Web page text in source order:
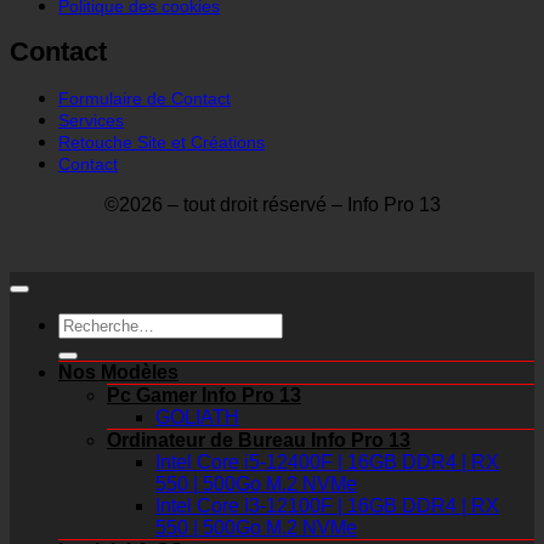
Politique des cookies
Contact
Formulaire de Contact
Services
Retouche Site et Créations
Contact
©2026 – tout droit réservé – Info Pro 13
Recherche
pour :
Nos Modèles
Pc Gamer Info Pro 13
GOLIATH
Ordinateur de Bureau Info Pro 13
Intel Core i5-12400F | 16GB DDR4 | RX
550 | 500Go M.2 NVMe
Intel Core I3-12100F | 16GB DDR4 | RX
550 | 500Go M.2 NVMe